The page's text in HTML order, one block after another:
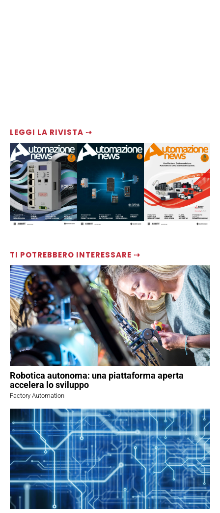
LEGGI LA RIVISTA ⇢
TI POTREBBERO INTERESSARE ⇢
Robotica autonoma: una piattaforma aperta
accelera lo sviluppo
Factory Automation